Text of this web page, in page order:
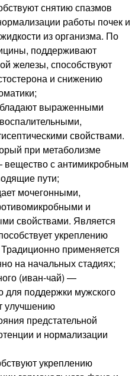
снятию спазмов
работы почек и
из организма. По
поддерживают
железы, способствуют
и снижению
выраженными
свойствами.
при метаболизме
вещество с антимикробным
пути;
мочегонными,
и
свойствами. Является
укреплению
применяется
на начальных стадиях;
(иван-чай) —
для поддержки мужского
улучшению
предстательной
и нормализации
укреплению